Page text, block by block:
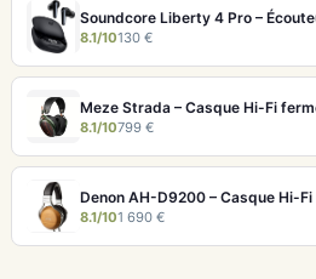
8.1/10130 €
8.1/10799 €
8.1/101 690 €